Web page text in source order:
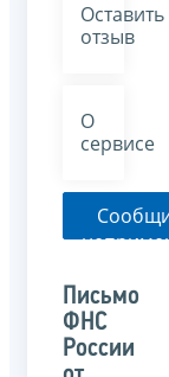
Оставить
отзыв
О
сервисе
Письмо
ФНС
России